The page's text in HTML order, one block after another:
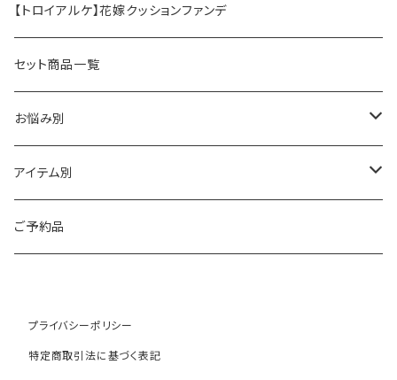
アンストレス
フォーエバーヤング
イラストリアス
ローズドメーラ
ビオフィート
コモデックス
マッコイ
HAAB（ハーブ商品）
HAAB SKIN・その他
HAAB REPRO
ワカサプリ
ゼオスキン
REVISION（リビジョン）
NOTBAM
【トロイアルケ】花嫁クッションファンデ
セット商品一覧
お悩み別
乾燥
敏感
ニキビ
アイテム別
クレンジング
美容液
ご予約品
プライバシーポリシー
特定商取引法に基づく表記